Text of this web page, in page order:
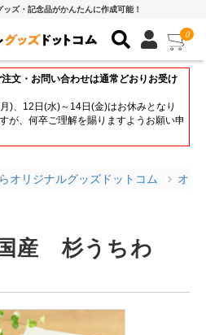
ズ・記念品がかんたんに作成可能！
0
注文・お問い合わせは通常どおりお受け
)、12日(水)～14日(金)はお休みとなり
が、何卒ご理解を賜りますようお願い申
オリジナルグッズドットコム オリ
産 杉うちわ